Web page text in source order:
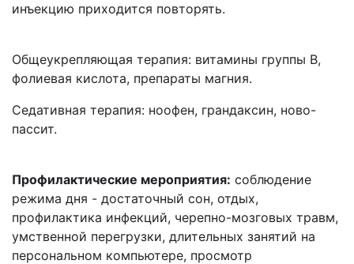
инъекцию приходится повторять.
Общеукрепляющая терапия: витамины группы В,
фолиевая кислота, препараты магния.
Седативная терапия: ноофен, грандаксин, ново-
пассит.
Профилактические мероприятия: соблюдение
режима дня - достаточный сон, отдых,
профилактика инфекций, черепно-мозговых травм,
умственной перегрузки, длительных занятий на
персональном компьютере, просмотр